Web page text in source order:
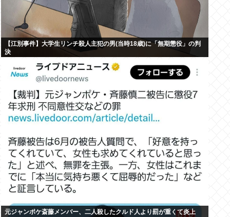
【江別事件】大学生リンチ殺人主犯の男(当時18歳)に「無期懲役」の判
決
元ジャンポケ斎藤メンバー、二人殺したクルド人より罰が重くて炎上